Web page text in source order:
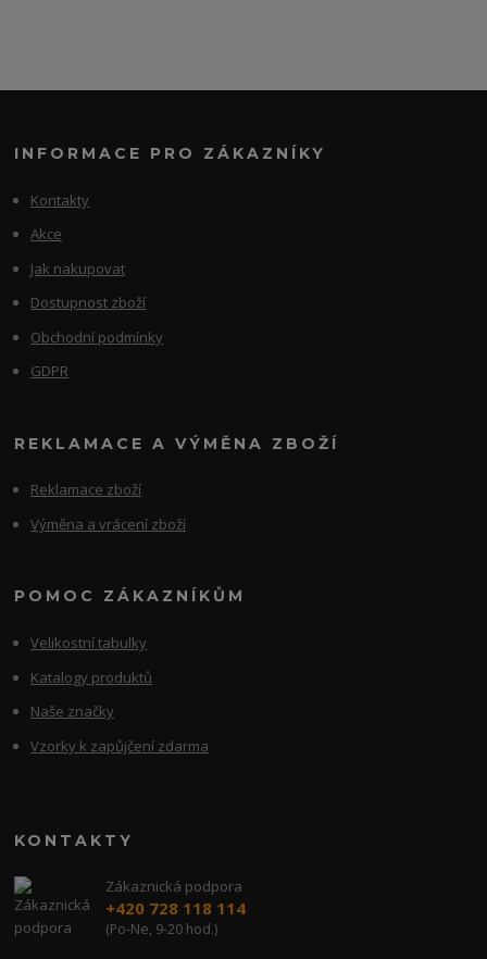
INFORMACE PRO ZÁKAZNÍKY
Kontakty
Akce
Jak nakupovat
Dostupnost zboží
Obchodní podmínky
GDPR
REKLAMACE A VÝMĚNA ZBOŽÍ
Reklamace zboží
Výměna a vrácení zboží
POMOC ZÁKAZNÍKŮM
Velikostní tabulky
Katalogy produktů
Naše značky
Vzorky k zapůjčení zdarma
KONTAKTY
Zákaznická podpora
+420 728 118 114
(Po-Ne, 9-20 hod.)